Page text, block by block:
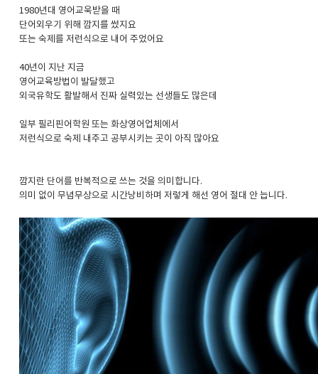
1980년대 영어교욱받을 때
단어외우기 위해 깜지를 썼지요
또는 숙제를 저런식으로 내어 주었어요
40년이 지난 지금
영어교육방법이 발달했고
외국유학도 활발해서 진짜 실력있는 선생들도 많은데
일부 필리핀어학원 또는 화상영어업체에서
저런식으로 숙제 내주고 공부시키는 곳이 아직 많아요
깜지란 단어를 반복적으로 쓰는 것을 의미합니다.
의미 없이 무념무상으로 시간낭비하며 저렇게 해선 영어 절대 안 늡니다.